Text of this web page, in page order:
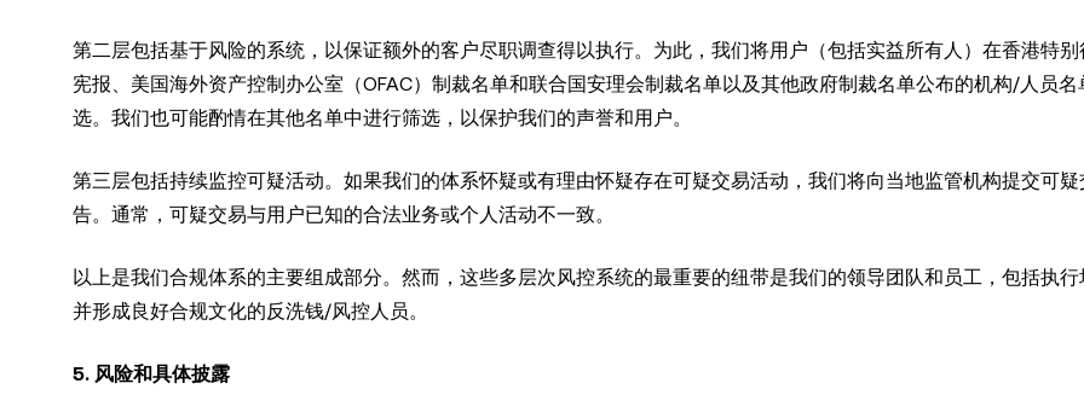
第二层包括基于风险的系统，以保证额外的客户尽职调查得以执行。为此，我们将用户（包括实益所有人）在香港特
宪报、美国海外资产控制办公室（OFAC）制裁名单和联合国安理会制裁名单以及其他政府制裁名单公布的机构/人员
选。我们也可能酌情在其他名单中进行筛选，以保护我们的声誉和用户。
第三层包括持续监控可疑活动。如果我们的体系怀疑或有理由怀疑存在可疑交易活动，我们将向当地监管机构提交可疑
告。通常，可疑交易与用户已知的合法业务或个人活动不一致。
以上是我们合规体系的主要组成部分。然而，这些多层次风控系统的最重要的纽带是我们的领导团队和员工，包括执行
并形成良好合规文化的反洗钱/风控人员。
5. 风险和具体披露